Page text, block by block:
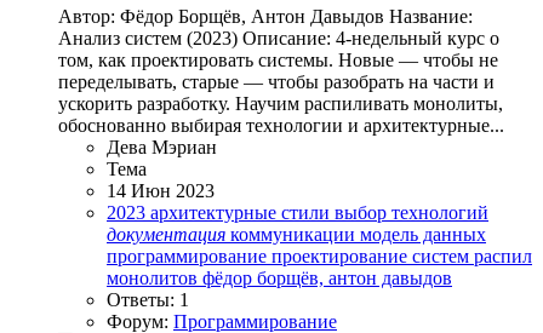
Автор: Фёдор Борщёв, Антон Давыдов Название:
Анализ систем (2023) Описание: 4-недельный курс о
том, как проектировать системы. Новые — чтобы не
переделывать, старые — чтобы разобрать на части и
ускорить разработку. Научим распиливать монолиты,
обоснованно выбирая технологии и архитектурные...
Дева Мэриан
Тема
14 Июн 2023
2023 архитектурные стили выбор технологий
документация коммуникации модель данных
программирование проектирование систем распил
монолитов фёдор борщёв, антон давыдов
Ответы: 1
Форум: Программирование